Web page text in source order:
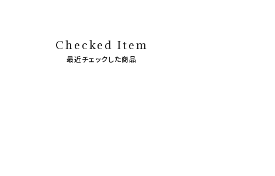
Checked Item
最近チェックした商品